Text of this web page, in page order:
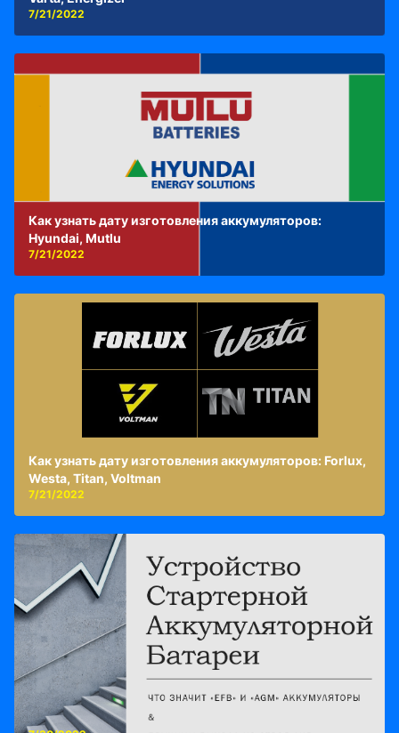
7/21/2022
Как узнать дату изготовления аккумуляторов:
Hyundai, Mutlu
7/21/2022
Как узнать дату изготовления аккумуляторов: Forlux,
Westa, Titan, Voltman
7/21/2022